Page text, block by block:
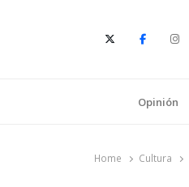
Opinión
Home Cultura